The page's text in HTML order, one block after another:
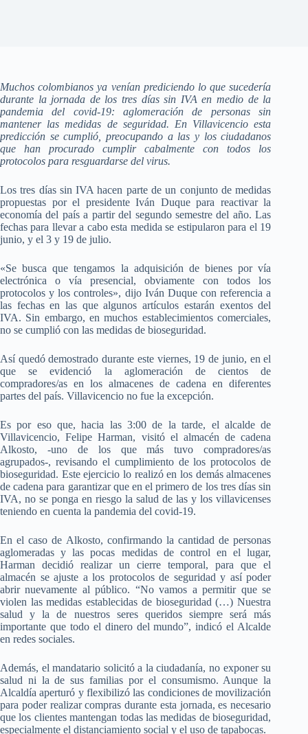
Muchos colombianos ya venían prediciendo lo que sucedería
durante la jornada de los tres días sin IVA en medio de la
pandemia del covid-19: aglomeración de personas sin
mantener las medidas de seguridad. En Villavicencio esta
predicción se cumplió, preocupando a las y los ciudadanos
que han procurado cumplir cabalmente con todos los
protocolos para resguardarse del virus.
Los tres días sin IVA hacen parte de un conjunto de medidas
propuestas por el presidente Iván Duque para reactivar la
economía del país a partir del segundo semestre del año. Las
fechas para llevar a cabo esta medida se estipularon para el 19
junio, y el 3 y 19 de julio.
«Se busca que tengamos la adquisición de bienes por vía
electrónica o vía presencial, obviamente con todos los
protocolos y los controles», dijo Iván Duque con referencia a
las fechas en las que algunos artículos estarán exentos del
IVA. Sin embargo, en muchos establecimientos comerciales,
no se cumplió con las medidas de bioseguridad.
Así quedó demostrado durante este viernes, 19 de junio, en el
que se evidenció la aglomeración de cientos de
compradores/as en los almacenes de cadena en diferentes
partes del país. Villavicencio no fue la excepción.
Es por eso que, hacia las 3:00 de la tarde, el alcalde de
Villavicencio, Felipe Harman, visitó el almacén de cadena
Alkosto, -uno de los que más tuvo compradores/as
agrupados-, revisando el cumplimiento de los protocolos de
bioseguridad. Este ejercicio lo realizó en los demás almacenes
de cadena para garantizar que en el primero de los tres días sin
IVA, no se ponga en riesgo la salud de las y los villavicenses
teniendo en cuenta la pandemia del covid-19.
En el caso de Alkosto, confirmando la cantidad de personas
aglomeradas y las pocas medidas de control en el lugar,
Harman decidió realizar un cierre temporal, para que el
almacén se ajuste a los protocolos de seguridad y así poder
abrir nuevamente al público. “No vamos a permitir que se
violen las medidas establecidas de bioseguridad (…) Nuestra
salud y la de nuestros seres queridos siempre será más
importante que todo el dinero del mundo”, indicó el Alcalde
en redes sociales.
Además, el mandatario solicitó a la ciudadanía, no exponer su
salud ni la de sus familias por el consumismo. Aunque la
Alcaldía aperturó y flexibilizó las condiciones de movilización
para poder realizar compras durante esta jornada, es necesario
que los clientes mantengan todas las medidas de bioseguridad,
especialmente el distanciamiento social y el uso de tapabocas.